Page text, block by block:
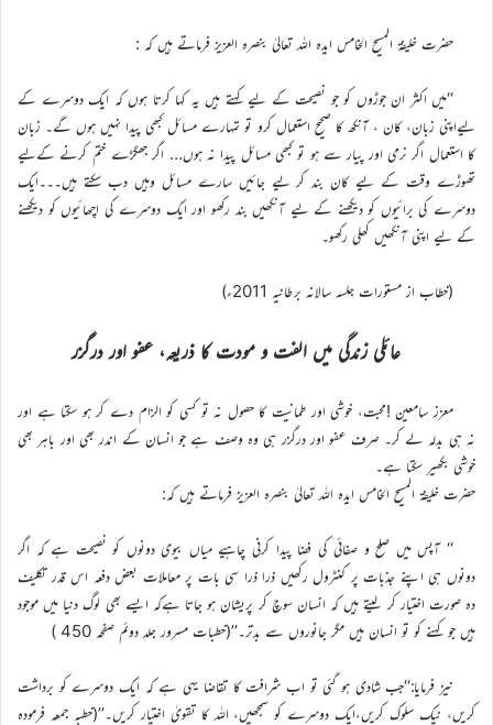
حضرت خلیفۃ المسیح الخامس ایدہ اللہ تعالیٰ بنصرہ العزیز فرماتے ہیں کہ :
‘‘میں اکثر ان جوڑوں کو جو نصیحت کے لیے کہتے ہیں یہ کہا کرتا ہوں کہ ایک دوسرے کے
لیےاپنی زبان، کان ، آنکھ کا صحیح استعمال کرو تو تمہارے مسائل کبھی پیدا نہیں ہوں گے۔ زبان
کا استعمال اگر نرمی اور پیار سے ہو تو کبھی مسائل پیدا نہ ہوں… اگر جھگڑے ختم کرنے کےلیے
تھوڑے وقت کے لیے کان بند کر لیے جائیں سارے مسائل وہیں دب سکتے ہیں۔۔۔ایک
دوسرے کی برائیوں کو دیکھنے کے لیے آنکھیں بند رکھو اور ایک دوسرے کی اچھائیوں کو دیکھنے
کے لیے اپنی آنکھیں کھلی رکھو۔
(خطاب از مستورات جلسہ سالانہ برطانیہ 2011ء)
عائلی زندگی میں الفت و مودت کا ذریعہ، عفو اور درگزر
معزز سامعین !محبت، خوشی اور طمانیت کا حصول نہ تو کسی کو الزام دے کر ہو سکتا ہے اور
نہ ہی بدلہ لے کر۔ صرف عفو اور درگزر ہی وہ وصف ہے جو انسان کے اندر بھی اور باہر بھی
خوشی بکھیر سکتا ہے۔
حضرت خلیفۃ المسیح الخامس ایدہ اللہ تعالیٰ بنصرہ العزیز فرماتے ہیں کہ:
‘‘ آپس میں صلح و صفائی کی فضا پیدا کرنی چاہیے میاں بیوی دونوں کو نصیحت ہے کہ اگر
دونوں ہی اپنے جذبات پر کنٹرول رکھیں ذرا ذرا سی بات پر معاملات بعض دفعہ اس قدر تکلیف
دہ صورت اختیار کر لیتے ہیں کہ انسان سوچ کر پریشان ہو جاتا ہےکہ ایسے بھی لوگ دنیا میں موجود
ہیں جو کہنے کو تو انسان ہیں مگر جانوروں سے بدتر۔’’(خطبات مسرور جلد دوئم صفحہ 450 )
نیز فرمایا:‘‘جب شادی ہو گئی تو اب شرافت کا تقاضا یہی ہے کہ ایک دوسرے کو برداشت
کریں، نیک سلوک کریں،ایک دوسرے کو سمجھیں، اللہ کا تقویٰ اختیار کریں۔’’(خطبہ جمعہ فرمودہ